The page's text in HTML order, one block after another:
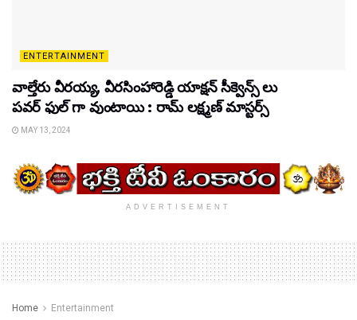
ENTERTAINMENT
వాల్తేరు వీరయ్య, వీరసింహారెడ్డి యాక్షన్ సీక్వెన్స్ లు
పవర్ ఫుల్ గా వుంటాయి : రామ్ లక్ష్మణ్ మాస్టర్స్
MAY 13, 2024
ADVERTISEMENT
Home Entertainment